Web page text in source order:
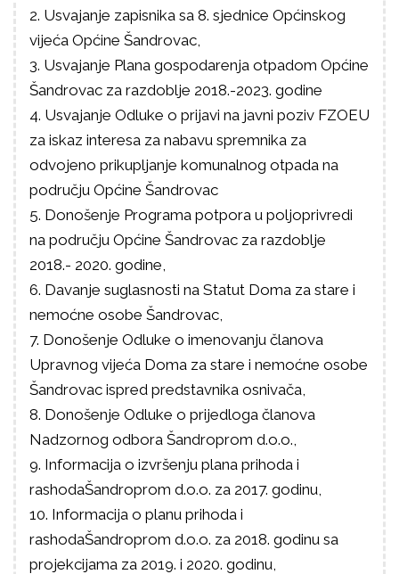
2. Usvajanje zapisnika sa 8. sjednice Općinskog
vijeća Općine Šandrovac,
3. Usvajanje Plana gospodarenja otpadom Općine
Šandrovac za razdoblje 2018.-2023. godine
4. Usvajanje Odluke o prijavi na javni poziv FZOEU
za iskaz interesa za nabavu spremnika za
odvojeno prikupljanje komunalnog otpada na
području Općine Šandrovac
5. Donošenje Programa potpora u poljoprivredi
na području Općine Šandrovac za razdoblje
2018.- 2020. godine,
6. Davanje suglasnosti na Statut Doma za stare i
nemoćne osobe Šandrovac,
7. Donošenje Odluke o imenovanju članova
Upravnog vijeća Doma za stare i nemoćne osobe
Šandrovac ispred predstavnika osnivača,
8. Donošenje Odluke o prijedloga članova
Nadzornog odbora Šandroprom d.o.o.,
9. Informacija o izvršenju plana prihoda i
rashodaŠandroprom d.o.o. za 2017. godinu,
10. Informacija o planu prihoda i
rashodaŠandroprom d.o.o. za 2018. godinu sa
projekcijama za 2019. i 2020. godinu,